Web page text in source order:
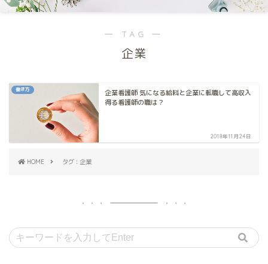
― TAG ―
企業
働き方
企業看護師 気になる給料と企業に転職して高収入
得る看護師の職は？
2018年11月24日
HOME タグ : 企業